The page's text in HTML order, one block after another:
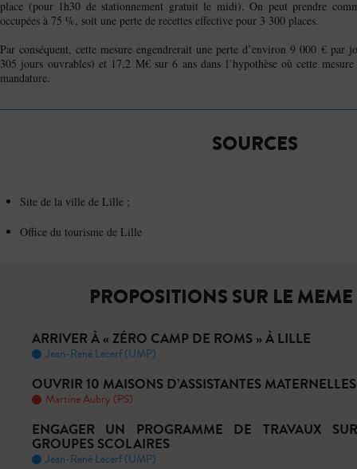
place (pour 1h30 de stationnement gratuit le midi). On peut prendre
occupées à 75 %, soit une perte de recettes effective pour 3 300 places.
Par conséquent, cette mesure engendrerait une perte d’environ 9 000 € par
305 jours ouvrables) et 17,2 M€ sur 6 ans dans l’hypothèse où cette
mandature.
SOURCES
Site de la ville de Lille ;
Office du tourisme de Lille
PROPOSITIONS SUR LE
ARRIVER À « ZÉRO CAMP DE ROMS » À LILLE
Jean-René Lecerf (UMP)
OUVRIR 10 MAISONS D’ASSISTANTES MATERNELLES
Martine Aubry (PS)
ENGAGER UN PROGRAMME DE TRAVAUX
GROUPES SCOLAIRES
Jean-René Lecerf (UMP)